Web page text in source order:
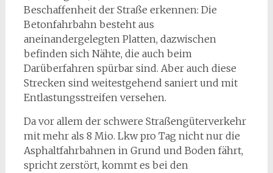
Beschaffenheit der Straße erkennen: Die
Betonfahrbahn besteht aus
aneinandergelegten Platten, dazwischen
befinden sich Nähte, die auch beim
Darüberfahren spürbar sind. Aber auch diese
Strecken sind weitestgehend saniert und mit
Entlastungsstreifen versehen.
Da vor allem der schwere Straßengüterverkehr
mit mehr als 8 Mio. Lkw pro Tag nicht nur die
Asphaltfahrbahnen in Grund und Boden fährt,
spricht zerstört, kommt es bei den